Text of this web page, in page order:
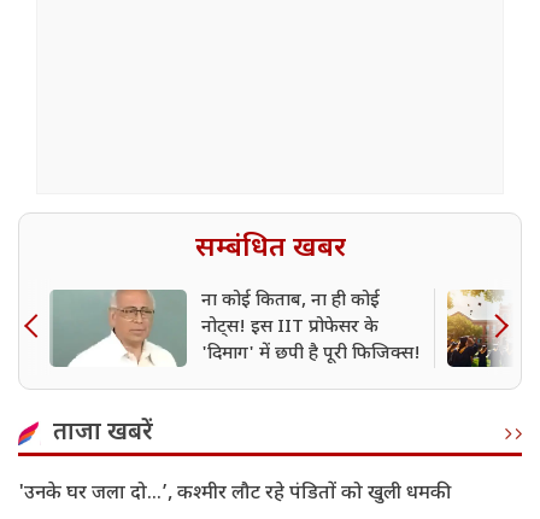
सम्बंधित खबर
ना कोई किताब, ना ही कोई
नोट्स! इस IIT प्रोफेसर के
'दिमाग' में छपी है पूरी फिजिक्स!
ताजा खबरें
'उनके घर जला दो…’, कश्मीर लौट रहे पंडितों को खुली धमकी